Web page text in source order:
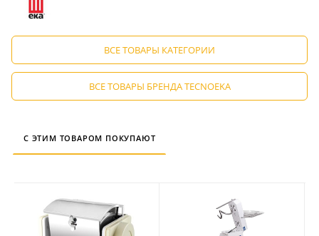
ВСЕ ТОВАРЫ КАТЕГОРИИ
ВСЕ ТОВАРЫ БРЕНДА TECNOEKA
С ЭТИМ ТОВАРОМ ПОКУПАЮТ